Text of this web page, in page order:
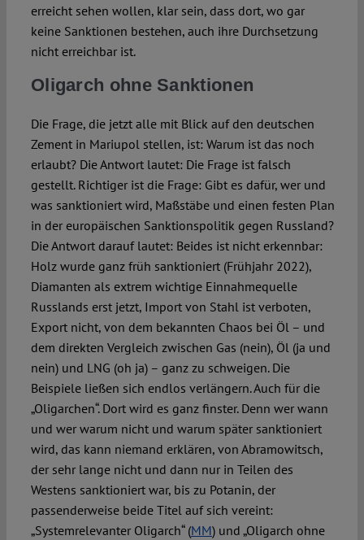
erreicht sehen wollen, klar sein, dass dort, wo gar
keine Sanktionen bestehen, auch ihre Durchsetzung
nicht erreichbar ist.
Oligarch ohne Sanktionen
Die Frage, die jetzt alle mit Blick auf den deutschen
Zement in Mariupol stellen, ist: Warum ist das noch
erlaubt? Die Antwort lautet: Die Frage ist falsch
gestellt. Richtiger ist die Frage: Gibt es dafür, wer und
was sanktioniert wird, Maßstäbe und einen festen Plan
in der europäischen Sanktionspolitik gegen Russland?
Die Antwort darauf lautet: Beides ist nicht erkennbar:
Holz wurde ganz früh sanktioniert (Frühjahr 2022),
Diamanten als extrem wichtige Einnahmequelle
Russlands erst jetzt, Import von Stahl ist verboten,
Export nicht, von dem bekannten Chaos bei Öl – und
dem direkten Vergleich zwischen Gas (nein), Öl (ja und
nein) und LNG (oh ja) – ganz zu schweigen. Die
Beispiele ließen sich endlos verlängern. Auch für die
„Oligarchen“. Dort wird es ganz finster. Denn wer wann
und wer warum nicht und warum später sanktioniert
wird, das kann niemand erklären, von Abramowitsch,
der sehr lange nicht und dann nur in Teilen des
Westens sanktioniert war, bis zu Potanin, der
passenderweise beide Titel auf sich vereint:
„Systemrelevanter Oligarch“ (MM) und „Oligarch ohne